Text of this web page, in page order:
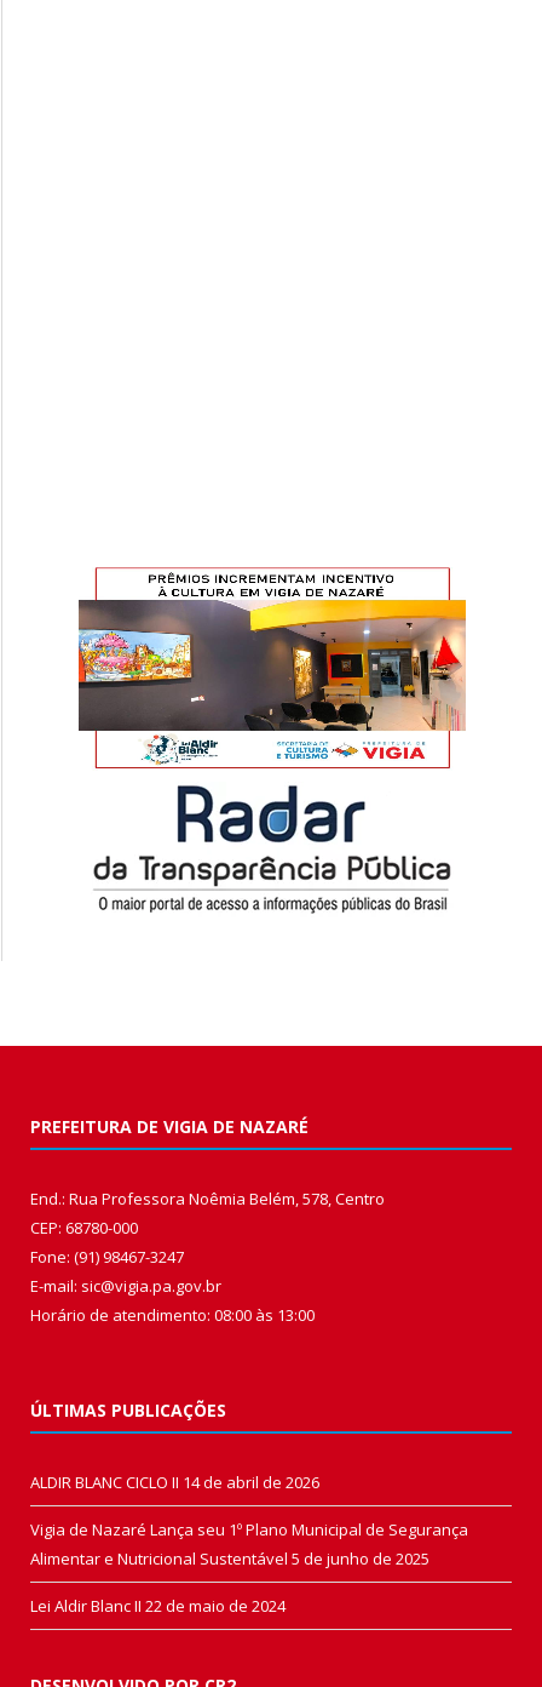
PREFEITURA DE VIGIA DE NAZARÉ
End.: Rua Professora Noêmia Belém, 578, Centro
CEP: 68780-000
Fone: (91) 98467-3247
E-mail: sic@vigia.pa.gov.br
Horário de atendimento: 08:00 às 13:00
ÚLTIMAS PUBLICAÇÕES
ALDIR BLANC CICLO II 14 de abril de 2026
Vigia de Nazaré Lança seu 1º Plano Municipal de Segurança
Alimentar e Nutricional Sustentável 5 de junho de 2025
Lei Aldir Blanc II 22 de maio de 2024